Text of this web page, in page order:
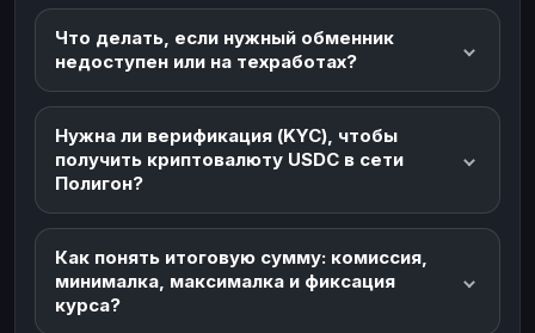
Что делать, если нужный обменник
недоступен или на техработах?
Нужна ли верификация (KYC), чтобы
получить криптовалюту USDC в сети
Полигон?
Как понять итоговую сумму: комиссия,
минималка, максималка и фиксация
курса?